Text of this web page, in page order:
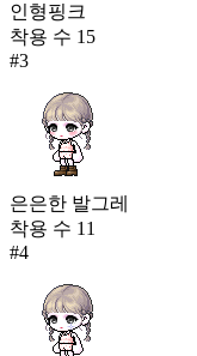
인형핑크
착용 수 15
#3
은은한 발그레
착용 수 11
#4